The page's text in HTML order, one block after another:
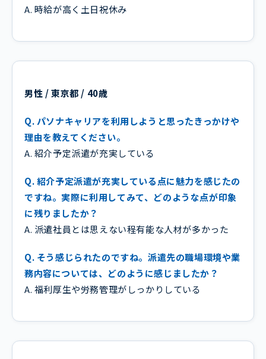
A. 時給が高く土日祝休み
男性 / 東京都 / 40歳
Q. パソナキャリアを利用しようと思ったきっかけや
理由を教えてください。
A. 紹介予定派遣が充実している
Q. 紹介予定派遣が充実している点に魅力を感じたの
ですね。実際に利用してみて、どのような点が印象
に残りましたか？
A. 派遣社員とは思えない程有能な人材が多かった
Q. そう感じられたのですね。派遣先の職場環境や業
務内容については、どのように感じましたか？
A. 福利厚生や労務管理がしっかりしている